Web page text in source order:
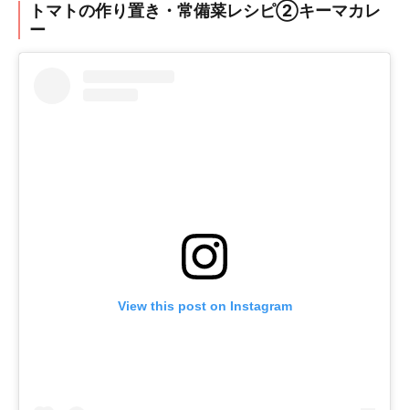
トマトの作り置き・常備菜レシピ②キーマカレ
ー
View this post on Instagram